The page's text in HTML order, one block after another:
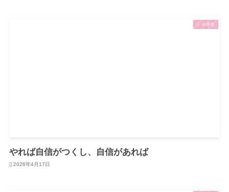
小学生
やれば自信がつくし、自信があれば
2026年4月17日